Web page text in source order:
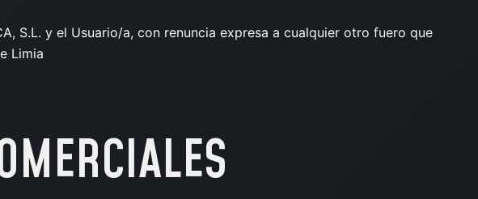
S.L. y el Usuario/a, con renuncia expresa a cualquier otro fuero que
Limia